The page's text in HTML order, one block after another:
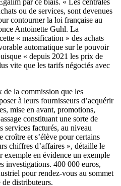
ou de services, sont devenues
contourner la loi française au
Antoinette Guhl. La
« massification » des achats
automatique sur le pouvoir
« depuis 2021 les prix de
vite que les tarifs négociés avec
de la commission que les
à leurs fournisseurs d’acquérir
mise en avant, promotions,
constituant une sorte de
services facturés, au niveau
croître et s’élève pour certains
chiffres d’affaires », détaille le
en évidence un exemple
investigations. 400 000 euros,
pour rendez-vous au sommet
de distributeurs.